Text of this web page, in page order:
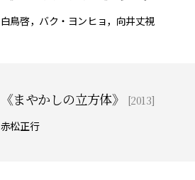
白鳥啓，バク・ヨンヒョ，向井丈視
《まやかしの立方体》 [2013]
赤松正行